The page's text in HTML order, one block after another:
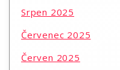
Srpen 2025
Červenec 2025
Červen 2025